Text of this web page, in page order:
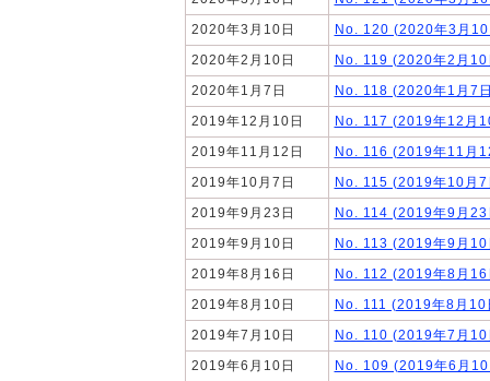
2020年3月10日
No. 120 (2020年3月
2020年2月10日
No. 119 (2020年2月10
2020年1月7日
No. 118 (2020年1月7
2019年12月10日
No. 117 (2019年12月
2019年11月12日
No. 116 (2019年11月
2019年10月7日
No. 115 (2019年10月7
2019年9月23日
No. 114 (2019年9月23
2019年9月10日
No. 113 (2019年9月10
2019年8月16日
No. 112 (2019年8月16
2019年8月10日
No. 111 (2019年8月10
2019年7月10日
No. 110 (2019年7月10
2019年6月10日
No. 109 (2019年6月